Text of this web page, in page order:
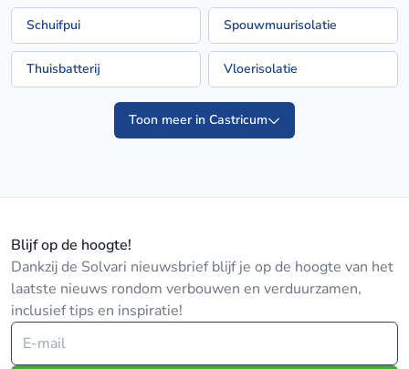
Schuifpui Spouwmuurisolatie
Thuisbatterij Vloerisolatie
Toon meer in Castricum
Blijf op de hoogte!
Dankzij de Solvari nieuwsbrief blijf je op de hoogte van het
laatste nieuws rondom verbouwen en verduurzamen,
inclusief tips en inspiratie!